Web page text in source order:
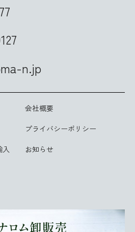
n.jp
会社概要
プライバシーポリシー
入
お知らせ